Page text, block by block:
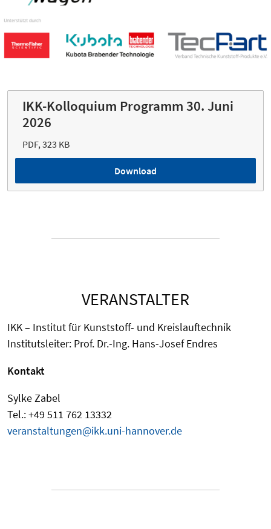
IKK-Kolloquium Programm 30. Juni
2026
PDF, 323 KB
Download
VERANSTALTER
IKK – Institut für Kunststoff- und Kreislauftechnik
Institutsleiter: Prof. Dr.-Ing. Hans-Josef Endres
Kontakt
Sylke Zabel
Tel.: +49 511 762 13332
veranstaltungen@ikk.uni-hannover.de